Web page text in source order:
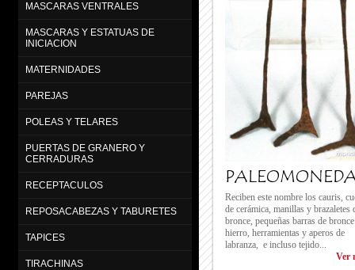
Reciben este nombre los cauris,
de cerámica, manillas y brazaletes
bronce, pequeñas barras de
hierro, herramientas y aperos de
labranza, e incluso tejido...
Ver
MASCARAS VENTRALES
MASCARAS Y ESTATUAS DE
INICIACION
MATERNIDADES
PAREJAS
POLEAS Y TELARES
PUERTAS DE GRANERO Y
CERRADURAS
RECEPTACULOS
REPOSACABEZAS Y TABURETES
TAPICES
TIRACHINAS